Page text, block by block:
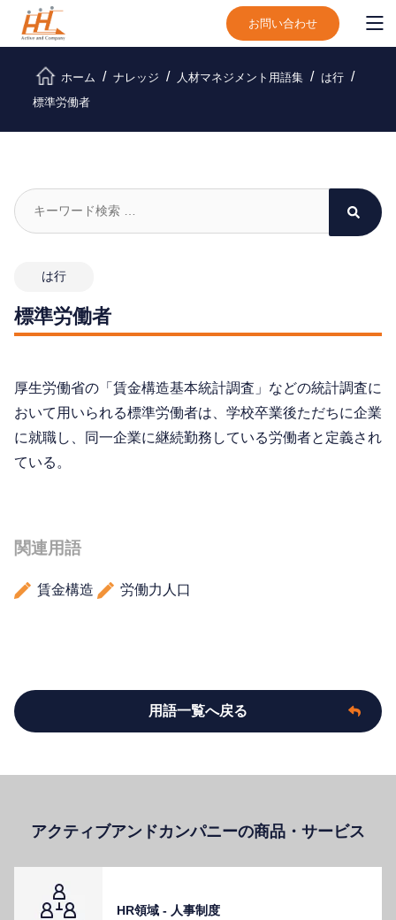
お問い合わせ
ホーム ナレッジ 人材マネジメント用語集
は行
標準労働者
は行
標準労働者
厚生労働省の「賃金構造基本統計調査」などの統計調査に
おいて用いられる標準労働者は、学校卒業後ただちに企業
に就職し、同一企業に継続勤務している労働者と定義され
ている。
関連用語
賃金構造 労働力人口
用語一覧へ戻る
アクティブアンドカンパニーの商品・サービス
HR領域 - ⼈事制度